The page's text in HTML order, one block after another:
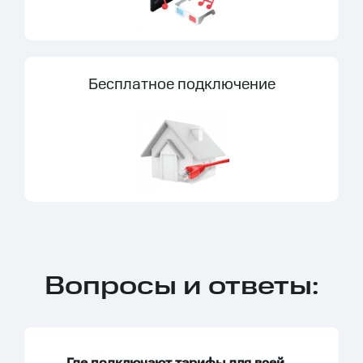
Бесплатное подключение
Вопросы и ответы: